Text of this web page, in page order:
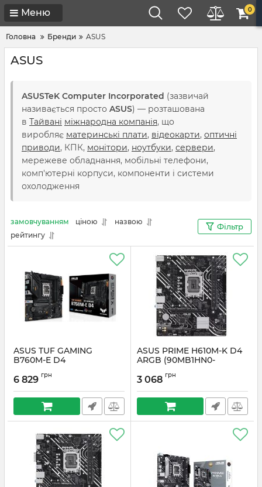
Меню 0
Головна Бренди ASUS
ASUS
ASUSTeK Computer Incorporated (зазвичай
називається просто ASUS) — розташована
в Тайвані міжнародна компанія, що
виробляє материнські плати, відеокарти, оптичні
приводи, КПК, монітори, ноутбуки, сервери,
мережеве обладнання, мобільні телефони,
комп'ютерні корпуси, компоненти і системи
охолодження
замовчуванням ціною
назвою
рейтингу
Фільтр
ASUS TUF GAMING
B760M-E D4
6 829 грн
ASUS PRIME H610M-K D4
ARGB (90MB1HN0-
Артикул: #6669
3 068 грн